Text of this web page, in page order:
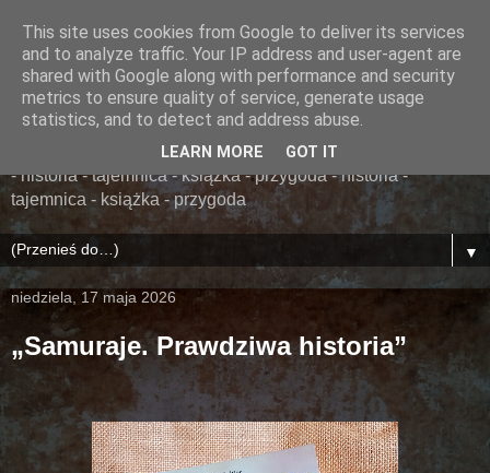
......... ZAPOMNIANA
BIBLIOTEKA ........
książka - przygoda - historia - tajemnica - książka - przygoda
- historia - tajemnica - książka - przygoda - historia -
tajemnica - książka - przygoda
▼
niedziela, 17 maja 2026
„Samuraje. Prawdziwa historia”
This site uses cookies from Google to deliver its services
and to analyze traffic. Your IP address and user-agent are
shared with Google along with performance and security
metrics to ensure quality of service, generate usage
statistics, and to detect and address abuse.
LEARN MORE GOT IT